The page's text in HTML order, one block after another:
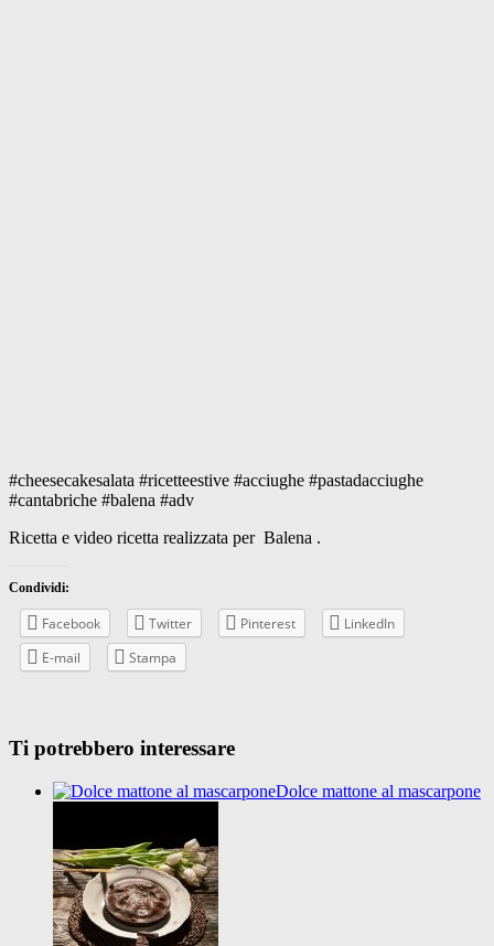
#cheesecakesalata #ricetteestive #acciughe #pastadacciughe
#cantabriche #balena #adv
Ricetta e video ricetta realizzata per Balena .
Condividi:
Facebook Twitter Pinterest
LinkedIn
E-mail
Stampa
Ti potrebbero interessare
Dolce mattone al mascarpone